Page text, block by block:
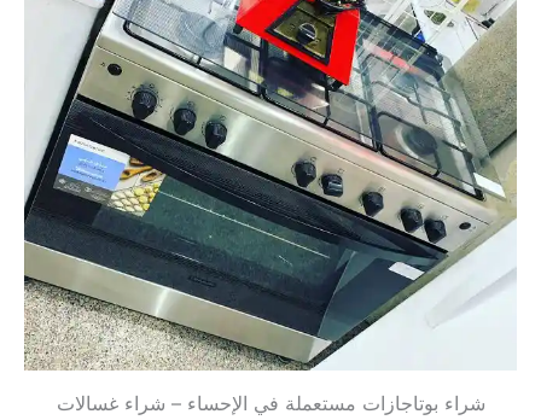
شراء بوتاجازات مستعملة في الإحساء – شراء غسالات